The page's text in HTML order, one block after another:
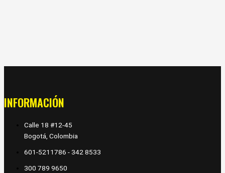
INFORMACIÓN
Calle 18 #12-45
Bogotá, Colombia
601-5211786 - 342 8533
300 789 9650